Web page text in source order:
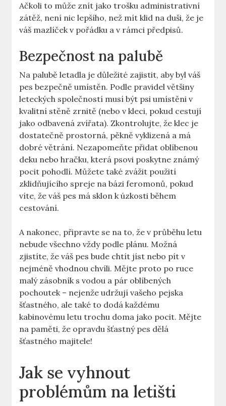
Ačkoli to může znít jako trošku administrativní
zátěž, není nic lepšího, než mít klid na duši, že je
váš mazlíček v pořádku a v rámci předpisů.
Bezpečnost na palubě
Na palubě letadla je důležité zajistit, aby byl váš
pes bezpečně umístěn. Podle pravidel většiny
leteckých společností musí být psi umístěni v
kvalitní stěně zrnitě (nebo v kleci, pokud cestují
jako odbavená zvířata). Zkontrolujte, že klec je
dostatečně prostorná, pěkně vyklizená a má
dobré větrání. Nezapomeňte přidat oblíbenou
deku nebo hračku, která psovi poskytne známý
pocit pohodlí. Můžete také zvážit použití
zklidňujícího spreje na bázi feromonů, pokud
víte, že váš pes má sklon k úzkosti během
cestování.
A nakonec, připravte se na to, že v průběhu letu
nebude všechno vždy podle plánu. Možná
zjistíte, že váš pes bude chtít jíst nebo pít v
nejméně vhodnou chvíli. Mějte proto po ruce
malý zásobník s vodou a pár oblíbených
pochoutek – nejenže udržují vašeho pejska
šťastného, ale také to dodá každému
kabinovému letu trochu doma jako pocit. Mějte
na paměti, že opravdu šťastný pes dělá
šťastného majitele!
Jak se vyhnout
problémům na letišti